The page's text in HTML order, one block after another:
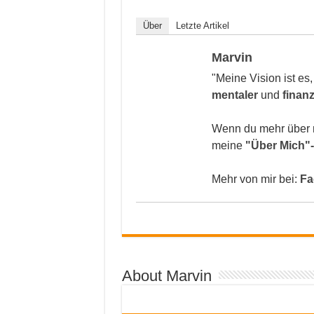
Über Letzte Artikel
Marvin
"Meine Vision ist
mentalerund
Wenn du mehr über
meine "Über
Mehr von mir bei:
About Marvin